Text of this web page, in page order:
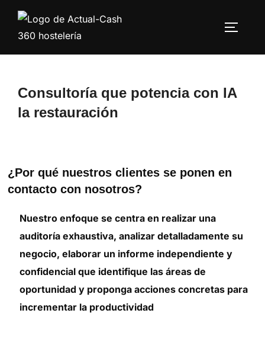
Saltar
contenido
Consultoría que potencia con IA
la restauración
¿Por qué nuestros clientes se ponen en
contacto con nosotros?
Nuestro enfoque se centra en realizar una
auditoría exhaustiva, analizar detalladamente su
negocio, elaborar un informe independiente y
confidencial que identifique las áreas de
oportunidad y proponga acciones concretas para
incrementar la productividad